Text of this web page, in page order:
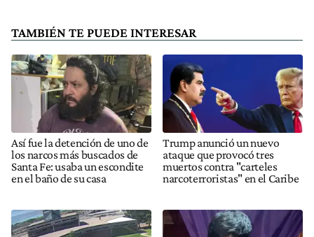
TAMBIÉN TE PUEDE INTERESAR
Así fue la detención de uno de
los narcos más buscados de
Santa Fe: usaba un escondite
en el baño de su casa
Trump anunció un nuevo
ataque que provocó tres
muertos contra "carteles
narcoterroristas" en el Caribe